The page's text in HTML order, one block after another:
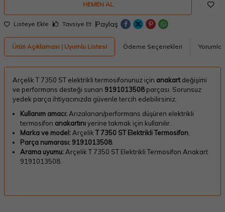
HEMEN AL
Listeye Ekle Tavsiye Et Paylaş
Ürün Açıklaması | Uyumlu Listesi Ödeme Seçenekleri Yorumlar
Arçelik T 7350 ST elektrikli termosifonunuz için anakartdeğişimi
ve performans desteği sunan 9191013508parçası. Sorunsuz
yedek parça ihtiyacınızda güvenle tercih edebilirsiniz.
Kullanım amacı:Arızalanan/performans düşüren elektrikli
termosifon anakartınıyerine takmak için kullanılır.
Marka ve model:ArçelikT 7350 ST Elektrikli Termosifon.
Parça numarası: 9191013508.
Arama uyumu:Arçelik T 7350 ST Elektrikli Termosifon Anakart
9191013508.